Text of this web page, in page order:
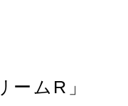
ームR」